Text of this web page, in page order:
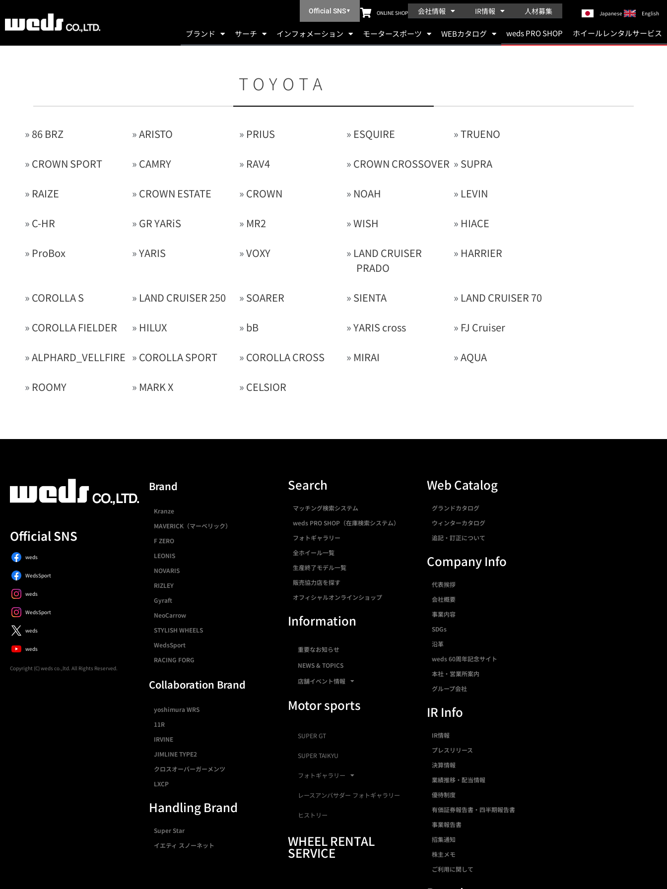
Official SNS▼ ONLINE SHOP 会社情報 IR情報 人材募集 Japanese English
ブランド サーチ インフォメーション モータースポーツ WEBカタログ weds PRO SHOP ホイールレンタルサービス
TOYOTA
» 86 BRZ »ARISTO » PRIUS » ESQUIRE »TRUENO
» CROWN SPORT » CAMRY » RAV4 » CROWN CROSSOVER » SUPRA
» RAIZE » CROWN ESTATE » CROWN » NOAH » LEVIN
» C-HR » GR YARiS » MR2 »WISH » HIACE
» ProBox »YARIS »VOXY » LAND CRUISER
PRADO
» HARRIER
» COROLLA S » LAND CRUISER 250 » SOARER » SIENTA » LAND CRUISER 70
» COROLLA FIELDER » HILUX » bB »YARIS cross » FJ Cruiser
»ALPHARD_VELLFIRE » COROLLA SPORT » COROLLA CROSS » MIRAI »AQUA
» ROOMY » MARK X » CELSIOR
Official SNS
weds
WedsSport
weds
WedsSport
weds
weds
Copyright (C) weds co.,ltd. All Rights Reserved.
Brand
Kranze
MAVERICK（マーベリック）
F ZERO
LEONIS
NOVARIS
RIZLEY
Gyraft
NeoCarrow
STYLISH WHEELS
WedsSport
RACING FORG
Collaboration Brand
yoshimura WRS
11R
IRVINE
JIMLINE TYPE2
クロスオーバーガーメンツ
LXCP
Handling Brand
Super Star
イエティ スノーネット
Search
マッチング検索システム
weds PRO SHOP（在庫検索システム）
フォトギャラリー
全ホイール一覧
生産終了モデル一覧
販売協力店を探す
オフィシャルオンラインショップ
Information
重要なお知らせ
NEWS & TOPICS
店舗イベント情報
Motor sports
SUPER GT
SUPER TAIKYU
フォトギャラリー
レースアンバサダー フォトギャラリー
ヒストリー
WHEEL RENTAL
SERVICE
Web Catalog
グランドカタログ
ウィンターカタログ
追記・訂正について
Company Info
代表挨拶
会社概要
事業内容
SDGs
沿革
weds 60周年記念サイト
本社・営業所案内
グループ会社
IR Info
IR情報
プレスリリース
決算情報
業績推移・配当情報
優待制度
有価証券報告書・四半期報告書
事業報告書
招集通知
株主メモ
ご利用に関して